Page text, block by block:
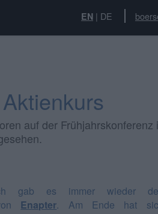
EN | DE
auf der
gab es immer wieder
Enapter. Am Ende hat